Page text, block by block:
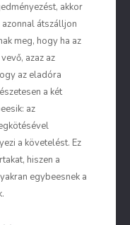
akkor
átszálljon
meg, hogy ha az
azaz az
az eladóra
a két
az
a követelést. Ez
hiszen a
egybeesnek a